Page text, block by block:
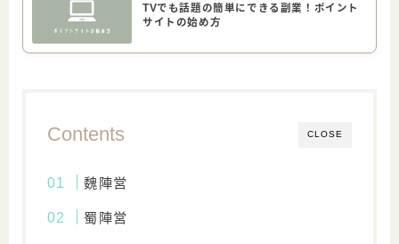
TVでも話題の簡単にできる副業！ポイント
サイトの始め方
CLOSE
Contents
魏陣営
蜀陣営